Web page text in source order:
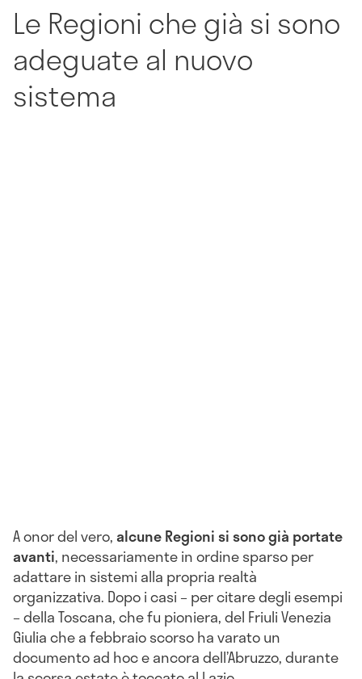
Le Regioni che già si sono
adeguate al nuovo
sistema
A onor del vero,alcune Regioni si sono già portate
avanti, necessariamente in ordine sparso per
adattare in sistemi alla propria realtà
organizzativa. Dopo i casi – per citare degli esempi
– della Toscana, che fu pioniera, del Friuli Venezia
Giulia che a febbraio scorso ha varato un
documento ad hoc e ancora dell’Abruzzo, durante